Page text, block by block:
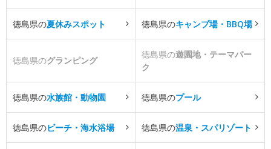
徳島県の夏休みスポット 徳島県のキャンプ場・BBQ場
徳島県のグランピング
徳島県の遊園地・テーマパー
ク
徳島県の水族館・動物園 徳島県のプール
徳島県のビーチ・海水浴場 徳島県の温泉・スパリゾート